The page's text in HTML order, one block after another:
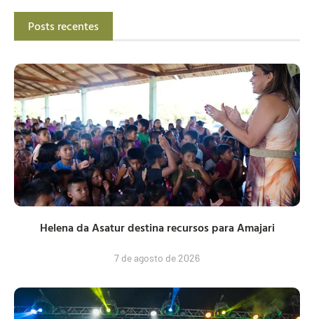
Posts recentes
Helena da Asatur destina recursos para Amajari
7 de agosto de 2026